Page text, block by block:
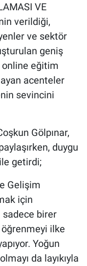
VE
verildiği,
ve sektör
geniş
online eğitim
acenteler
sevincini
Gölpınar,
duygu
getirdi;
Gelişim
için
sadece birer
ilke
Yoğun
da layıkıyla